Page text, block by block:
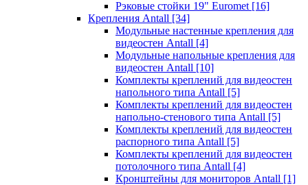
Рэковые стойки 19" Euromet [16]
Крепления Antall [34]
Модульные настенные крепления для
видеостен Antall [4]
Модульные напольные крепления для
видеостен Antall [10]
Комплекты креплений для видеостен
напольного типа Antall [5]
Комплекты креплений для видеостен
напольно-стенового типа Antall [5]
Комплекты креплений для видеостен
распорного типа Antall [5]
Комплекты креплений для видеостен
потолочного типа Antall [4]
Кронштейны для мониторов Antall [1]